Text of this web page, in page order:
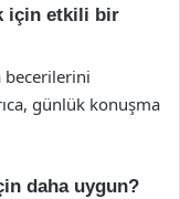
için etkili bir
becerilerini
günlük konuşma
daha uygun?